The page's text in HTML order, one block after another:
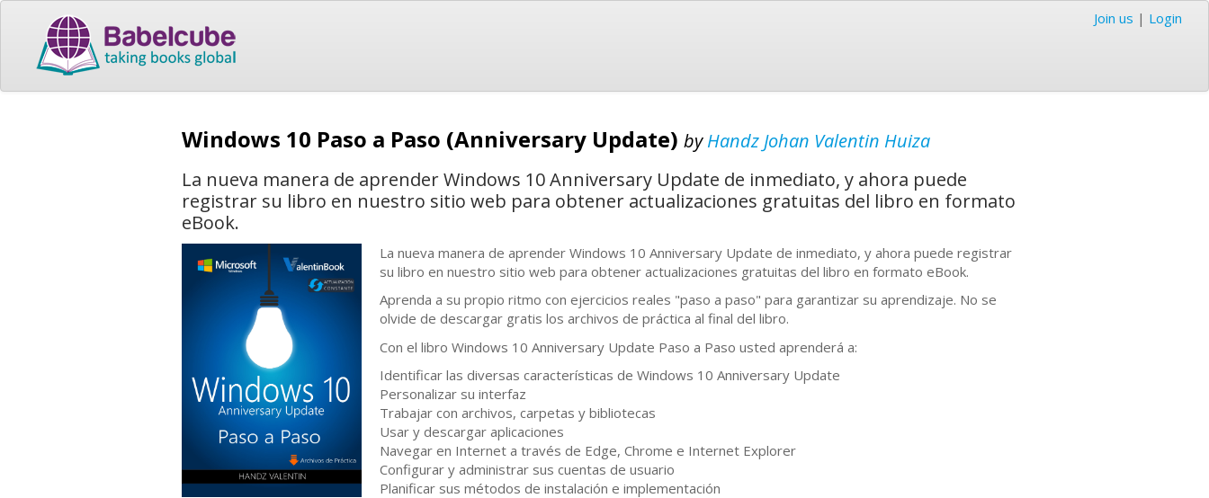
Join us | Login
Windows 10 Paso a Paso (Anniversary Update) byHandz Johan Valentin Huiza
La nueva manera de aprender Windows 10 Anniversary Update de inmediato, y ahora puede
registrar su libro en nuestro sitio web para obtener actualizaciones gratuitas del libro en formato
eBook.
La nueva manera de aprender Windows 10 Anniversary Update de inmediato, y ahora puede registrar
su libro en nuestro sitio web para obtener actualizaciones gratuitas del libro en formato eBook.
Aprenda a su propio ritmo con ejercicios reales "paso a paso" para garantizar su aprendizaje. No se
olvide de descargar gratis los archivos de práctica al final del libro.
Con el libro Windows 10 Anniversary Update Paso a Paso usted aprenderá a:
Identificar las diversas características de Windows 10 Anniversary Update
Personalizar su interfaz
Trabajar con archivos, carpetas y bibliotecas
Usar y descargar aplicaciones
Navegar en Internet a través de Edge, Chrome e Internet Explorer
Configurar y administrar sus cuentas de usuario
Planificar sus métodos de instalación e implementación